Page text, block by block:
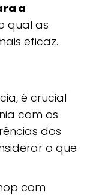
a
qual as
eficaz.
é crucial
com os
dos
o que
com